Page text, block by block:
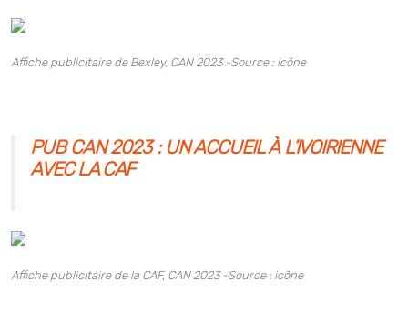
Affiche publicitaire de Bexley, CAN 2023 -Source : icône
PUB CAN 2023 : UN ACCUEIL À L’IVOIRIENNE
AVEC LA CAF
Affiche publicitaire de la CAF, CAN 2023 -Source : icône